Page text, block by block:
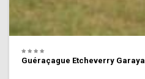
Guéraçague Etcheverry Garaya